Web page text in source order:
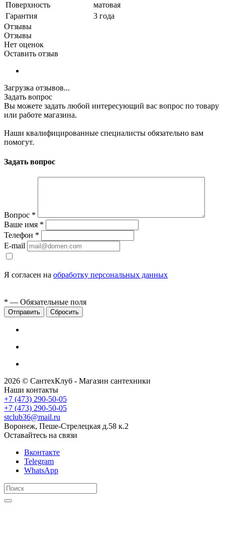
Поверхность
матовая
Гарантия
3 года
Отзывы
Отзывы
Нет оценок
Оставить отзыв
Загрузка отзывов...
Задать вопрос
Вы можете задать любой интересующий вас вопрос по товару
или работе магазина.
Наши квалифицированные специалисты обязательно вам
помогут.
Задать вопрос
Вопрос *
Ваше имя *
Телефон *
E-mail
Я согласен на обработку персональных данных
* — Обязательные поля
Сбросить
2026 © СантехКлуб - Магазин сантехники
Наши контакты
+7 (473) 290-50-05
+7 (473) 290-50-05
stclub36@mail.ru
Воронеж, Пеше-Стрелецкая д.58 к.2
Оставайтесь на связи
Вконтакте
Telegram
WhatsApp